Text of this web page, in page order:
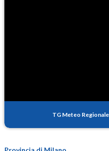
TG Meteo Regionale